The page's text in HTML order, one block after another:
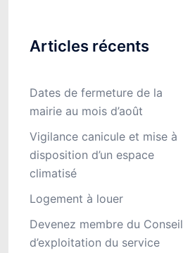
Articles récents
Dates de fermeture de la
mairie au mois d’août
Vigilance canicule et mise à
disposition d’un espace
climatisé
Logement à louer
Devenez membre du Conseil
d’exploitation du service